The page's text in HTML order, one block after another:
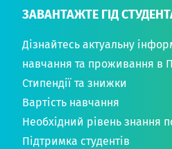
ЗАВАНТАЖТЕ ГІД
Дізнайтесь актуальну
навчання та проживання в
Стипендії та знижки
Вартість навчання
Необхідний рівень знання
Підтримка студентів